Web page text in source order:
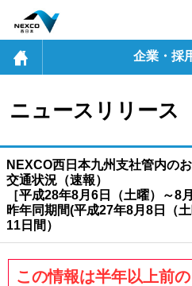
企業・採
ニュースリリース
NEXCO西日本九州支社管内の
交通状況（速報）
［平成28年8月6日（土曜）～8
昨年同期間(平成27年8月8日（
11日間）
この情報は半年以上前の